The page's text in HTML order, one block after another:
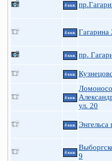
4 ккв.
4 ккв. Гагарина
4 ккв. пр.
4 ккв.
4 ккв.
ул. 20
4 ккв. Энгельса
4 ккв.
9